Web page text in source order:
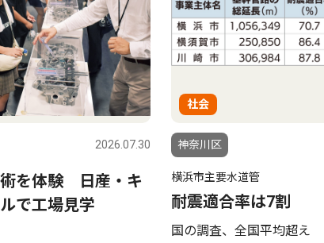
2026.07.30
を体験 日産・キ
で工場見学
社会
神奈川区
横浜市主要水道管
耐震適合率は7割
国の調査、全国平均超え